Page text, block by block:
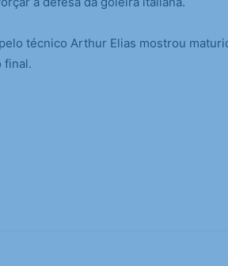
técnico Arthur Elias mostrou
final.